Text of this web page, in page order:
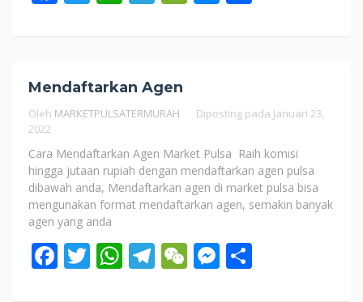
Mendaftarkan Agen
Oleh MARKETPULSATERMURAH Diposting pada Januari 23,
2022
Cara Mendaftarkan Agen Market Pulsa Raih komisi
hingga jutaan rupiah dengan mendaftarkan agen pulsa
dibawah anda, Mendaftarkan agen di market pulsa bisa
mengunakan format mendaftarkan agen, semakin banyak
agen yang anda
Facebook
Twitter
WhatsApp
Telegram
WeChat
Messenger